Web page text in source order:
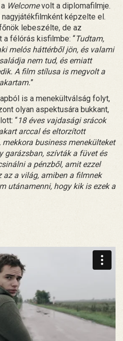
Welcomevolt a diplomafilmje.
képzelte el.
lebeszélte, de az
a félórás kisfilmbe: “Tudtam,
melós háttérből jön, és valami
nem tud, és emiatt
A film stílusa is megvolt a
”
is a menekültválság folyt,
olyan aspektusára bukkant,
“18 éves vajdasági srácok
arccal és eltorzított
business menekülteket
garázsban, szívták a füvet és
a pénzből, amit ezzel
az a világ, amiben a filmnek
utánamenni, hogy kik is ezek a